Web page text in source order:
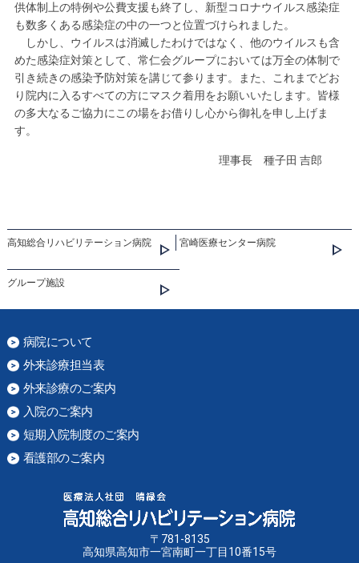
供体制上の特例や公費支援も終了し、新型コロナウイルス感染症
も数多くある感染症の中の一つと位置づけられました。
しかし、ウイルスは消滅したわけではなく、他のウイルスも含
めた感染症対策として、常仁会グループにおいては万全の体制で
引き続きの感染予防対策を講じて参ります。また、これまでどお
り院内に入るすべての方にマスク着用をお願いいたします。皆様
の多大なるご協力にこの場をお借りし心から御礼を申し上げま
す。
理事長 種子田 吉郎
高知総合リハビリテーション病院 宮崎医療センター病院
グループ施設
病院について
外来診療担当表
外来診療のご案内
入院のご案内
短期入院制度のご案内
看護部のご案内
〒781-8135
高知県高知市一宮南町一丁目10番15号